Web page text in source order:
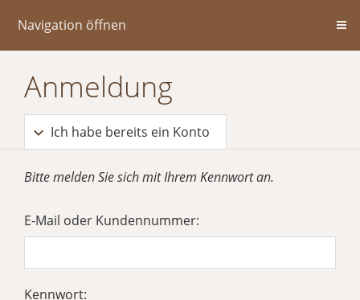
Navigation öffnen
Anmeldung
Ich habe bereits ein Konto
Bitte melden Sie sich mit Ihrem Kennwort an.
E-Mail oder Kundennummer:
Kennwort: